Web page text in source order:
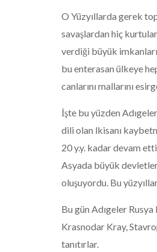
O Yüzyıllarda gerek
savaşlardan hiç
verdiği büyük
bu enterasan ülkeye
canlarını mallarını
İşte bu yüzden
dili olan lkisanı
20 y.y. kadar devam
Asyada büyük
oluşuyordu. Bu
Bu gün Adıgeler
Krasnodar Kray,
tanıtırlar.